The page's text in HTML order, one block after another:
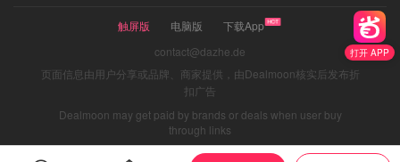
打开 APP
触屏版 电脑版
下载App
contact@dazhe.de
页面信息由用户分享或品牌、商家提供，由Dealmoon核实后发布折
扣广告
Dealmoon may get paid by brands or deals when user buy
through links